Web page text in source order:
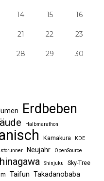
14 15 16
21 22 23
28 29 30
Erdbeben
Halbmarathon
Kamakura KDE
Neujahr
OpenSource
Shinjuku Sky-Tree
Taifun Takadanobaba